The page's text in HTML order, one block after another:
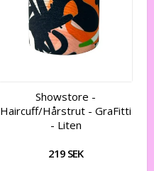
Showstore -
Haircuff/Hårstrut - GraFitti
- Liten
219 SEK